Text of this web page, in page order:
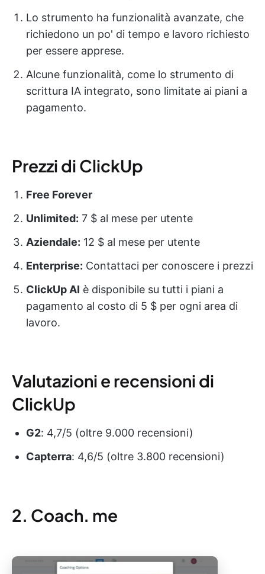
Lo strumento ha funzionalità avanzate, che
richiedono un po' di tempo e lavoro richiesto
per essere apprese.
Alcune funzionalità, come lo strumento di
scrittura IA integrato, sono limitate ai piani a
pagamento.
Prezzi di ClickUp
Free Forever
Unlimited: 7 $ al mese per utente
Aziendale: 12 $ al mese per utente
Enterprise: Contattaci per conoscere i prezzi
ClickUp AI è disponibile su tutti i piani a
pagamento al costo di 5 $ per ogni area di
lavoro.
Valutazioni e recensioni di
ClickUp
G2: 4,7/5 (oltre 9.000 recensioni)
Capterra: 4,6/5 (oltre 3.800 recensioni)
2. Coach. me